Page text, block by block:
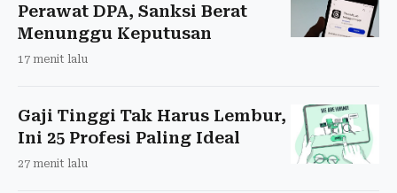
Perawat DPA, Sanksi Berat
Menunggu Keputusan
17 menit lalu
Gaji Tinggi Tak Harus Lembur,
Ini 25 Profesi Paling Ideal
27 menit lalu